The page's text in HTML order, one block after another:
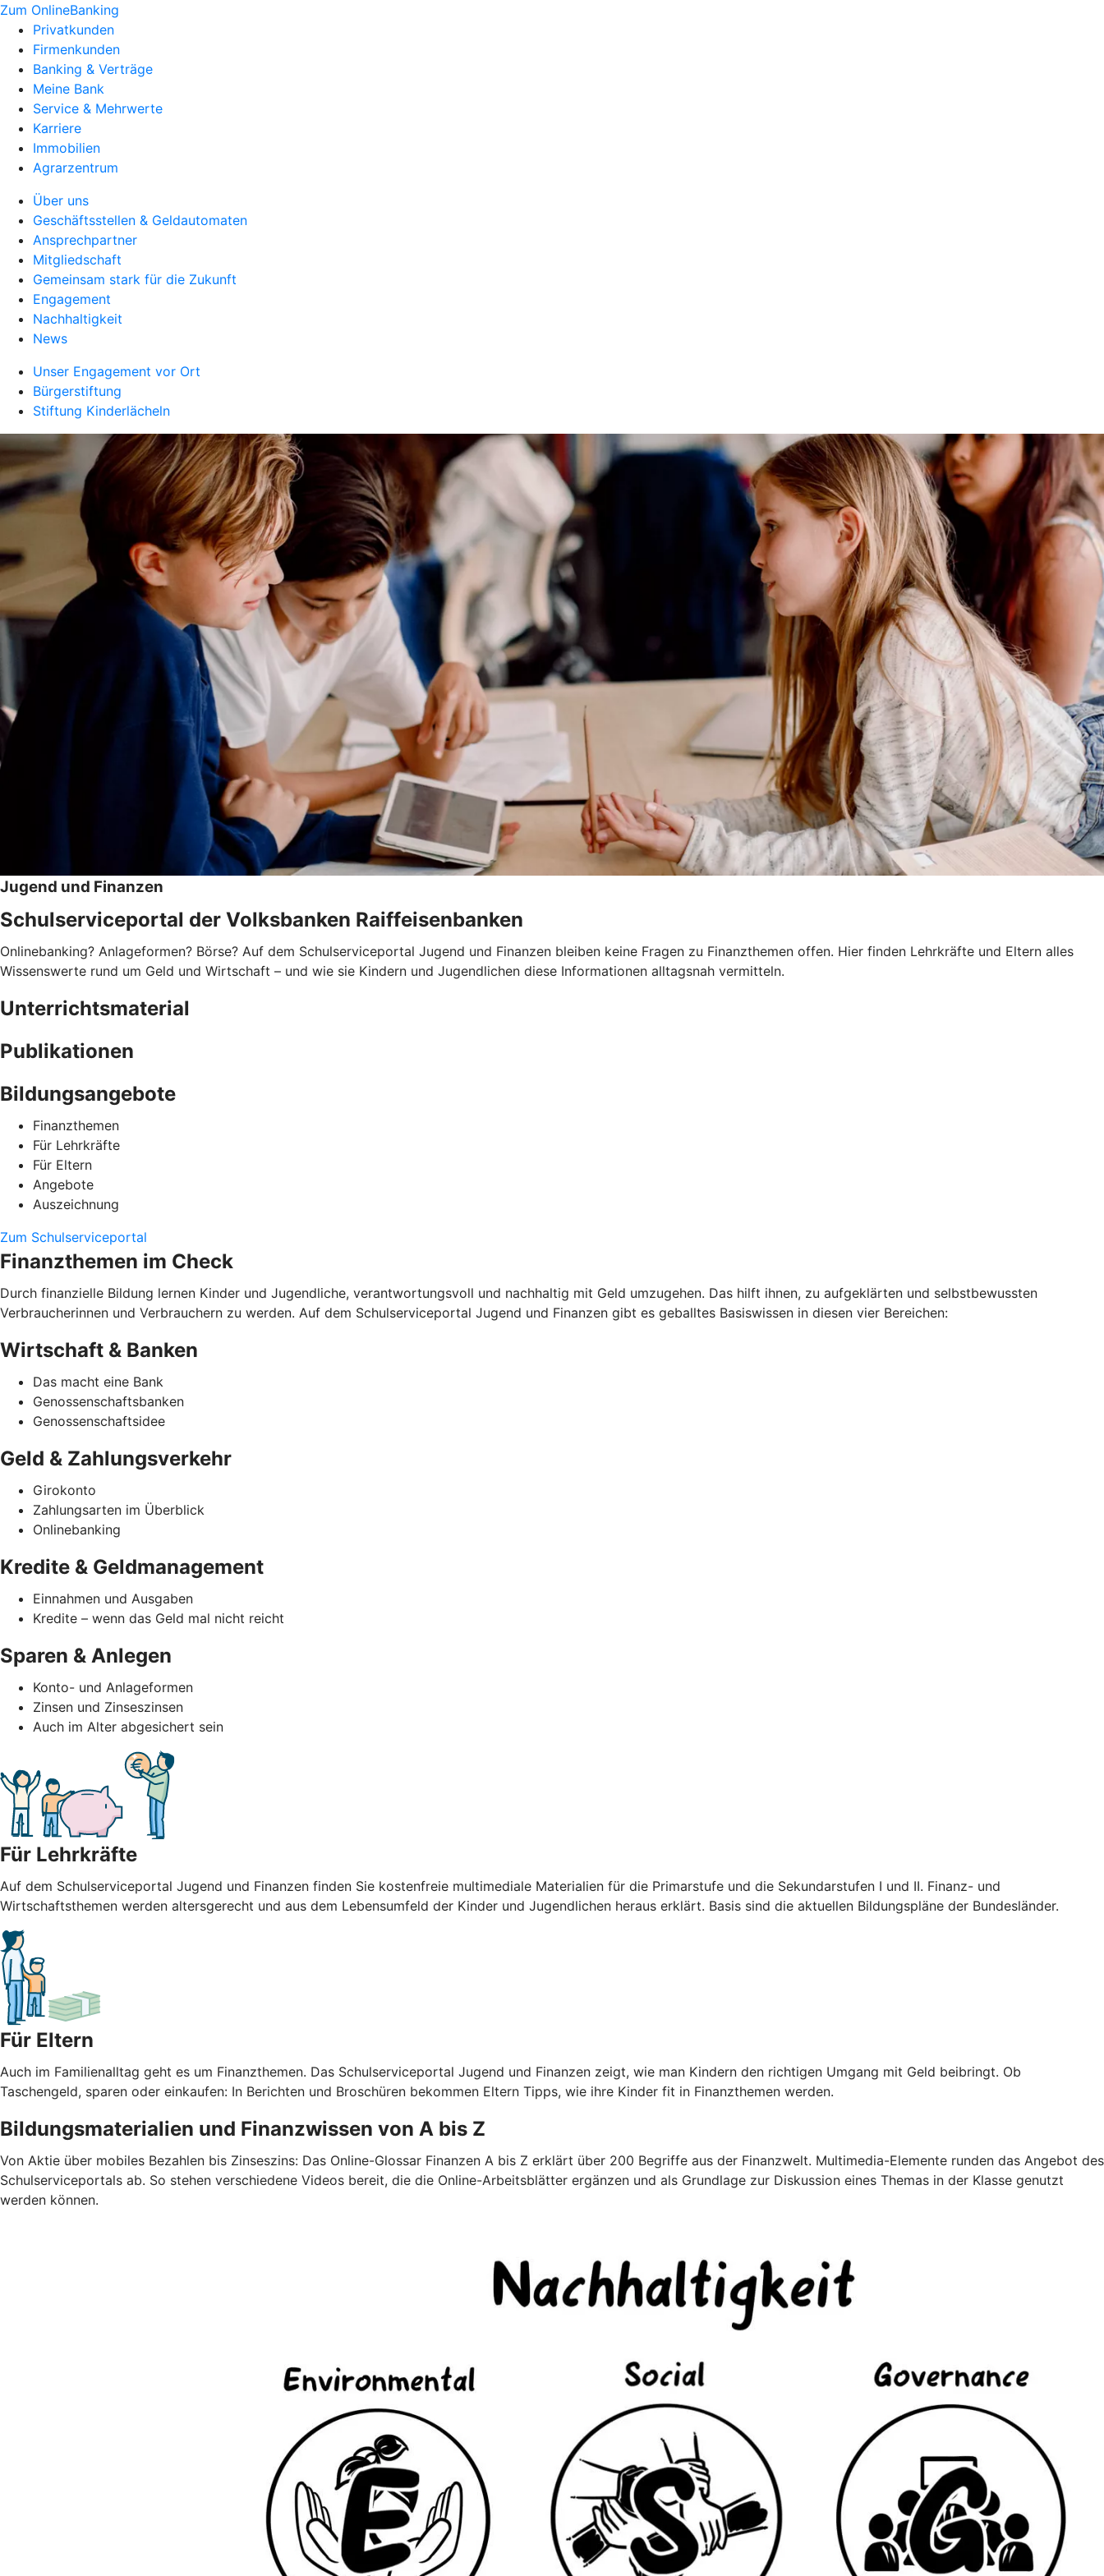
Zum OnlineBanking
Privatkunden
Firmenkunden
Banking & Verträge
Meine Bank
Service & Mehrwerte
Karriere
Immobilien
Agrarzentrum
Über uns
Geschäftsstellen & Geldautomaten
Ansprechpartner
Mitgliedschaft
Gemeinsam stark für die Zukunft
Engagement
Nachhaltigkeit
News
Unser Engagement vor Ort
Bürgerstiftung
Stiftung Kinderlächeln
Jugend und Finanzen
Schulserviceportal der Volksbanken Raiffeisenbanken
Onlinebanking? Anlageformen? Börse? Auf dem Schulserviceportal Jugend und Finanzen bleiben keine Fragen zu Finanzthemen offen. Hier finden Lehrkräfte und Eltern alles
Wissenswerte rund um Geld und Wirtschaft – und wie sie Kindern und Jugendlichen diese Informationen alltagsnah vermitteln.
Unterrichtsmaterial
Publikationen
Bildungsangebote
Finanzthemen
Für Lehrkräfte
Für Eltern
Angebote
Auszeichnung
Zum Schulserviceportal
Finanzthemen im Check
Durch finanzielle Bildung lernen Kinder und Jugendliche, verantwortungsvoll und nachhaltig mit Geld umzugehen. Das hilft ihnen, zu aufgeklärten und selbstbewussten
Verbraucherinnen und Verbrauchern zu werden. Auf dem Schulserviceportal Jugend und Finanzen gibt es geballtes Basiswissen in diesen vier Bereichen:
Wirtschaft & Banken
Das macht eine Bank
Genossenschaftsbanken
Genossenschaftsidee
Geld & Zahlungsverkehr
Girokonto
Zahlungsarten im Überblick
Onlinebanking
Kredite & Geldmanagement
Einnahmen und Ausgaben
Kredite – wenn das Geld mal nicht reicht
Sparen & Anlegen
Konto- und Anlageformen
Zinsen und Zinseszinsen
Auch im Alter abgesichert sein
Für Lehrkräfte
Auf dem Schulserviceportal Jugend und Finanzen finden Sie kostenfreie multimediale Materialien für die Primarstufe und die Sekundarstufen I und II. Finanz- und
Wirtschaftsthemen werden altersgerecht und aus dem Lebensumfeld der Kinder und Jugendlichen heraus erklärt. Basis sind die aktuellen Bildungspläne der Bundesländer.
Für Eltern
Auch im Familienalltag geht es um Finanzthemen. Das Schulserviceportal Jugend und Finanzen zeigt, wie man Kindern den richtigen Umgang mit Geld beibringt. Ob
Taschengeld, sparen oder einkaufen: In Berichten und Broschüren bekommen Eltern Tipps, wie ihre Kinder fit in Finanzthemen werden.
Bildungsmaterialien und Finanzwissen von A bis Z
Von Aktie über mobiles Bezahlen bis Zinseszins: Das Online-Glossar Finanzen A bis Z erklärt über 200 Begriffe aus der Finanzwelt. Multimedia-Elemente runden das Angebot des
Schulserviceportals ab. So stehen verschiedene Videos bereit, die die Online-Arbeitsblätter ergänzen und als Grundlage zur Diskussion eines Themas in der Klasse genutzt
werden können.